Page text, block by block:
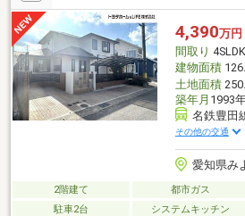
4,390万円
間取り 4SLDK
建物面積
土地面積
築年月 1993
名鉄豊田
その他の交通
愛知県み
2階建て 都市ガス
駐車2台
システムキッチン